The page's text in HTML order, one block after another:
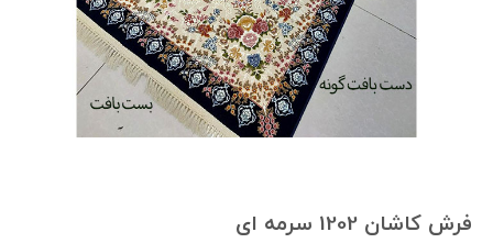
فرش کاشان 1202 سرمه ای